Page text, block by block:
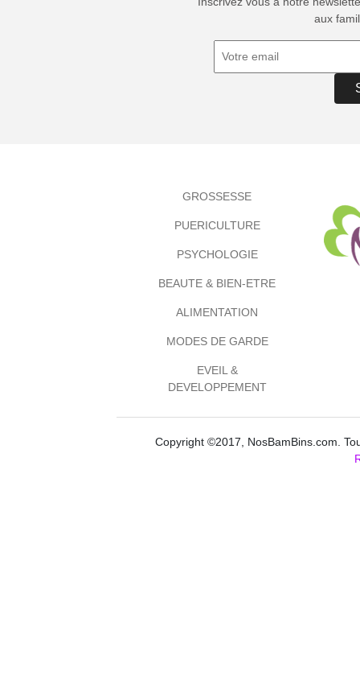
aux
GROSSESSE
PUERICULTURE
PSYCHOLOGIE
BEAUTE & BIEN-ETRE
ALIMENTATION
MODES DE GARDE
EVEIL &
DEVELOPPEMENT
Copyright ©2017, NosBamBins.com.